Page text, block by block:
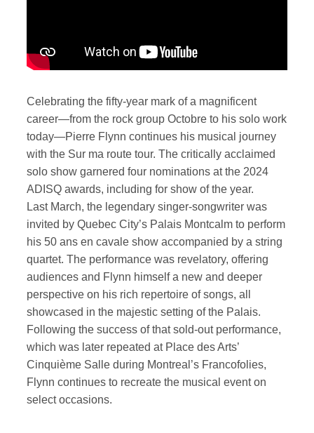
Celebrating the fifty-year mark of a magnificent
career—from the rock group Octobre to his solo work
today—Pierre Flynn continues his musical journey
with the Sur ma route tour. The critically acclaimed
solo show garnered four nominations at the 2024
ADISQ awards, including for show of the year.
Last March, the legendary singer-songwriter was
invited by Quebec City’s Palais Montcalm to perform
his 50 ans en cavale show accompanied by a string
quartet. The performance was revelatory, offering
audiences and Flynn himself a new and deeper
perspective on his rich repertoire of songs, all
showcased in the majestic setting of the Palais.
Following the success of that sold-out performance,
which was later repeated at Place des Arts’
Cinquième Salle during Montreal’s Francofolies,
Flynn continues to recreate the musical event on
select occasions.